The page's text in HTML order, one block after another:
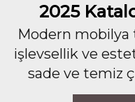
2025
Modern mobilya
işlevsellik ve
sade ve temiz